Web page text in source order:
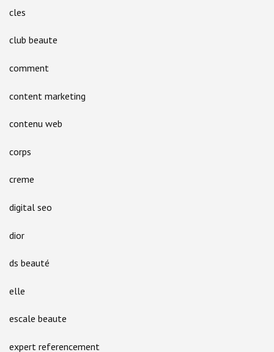
cles
club beaute
comment
content marketing
contenu web
corps
creme
digital seo
dior
ds beauté
elle
escale beaute
expert referencement